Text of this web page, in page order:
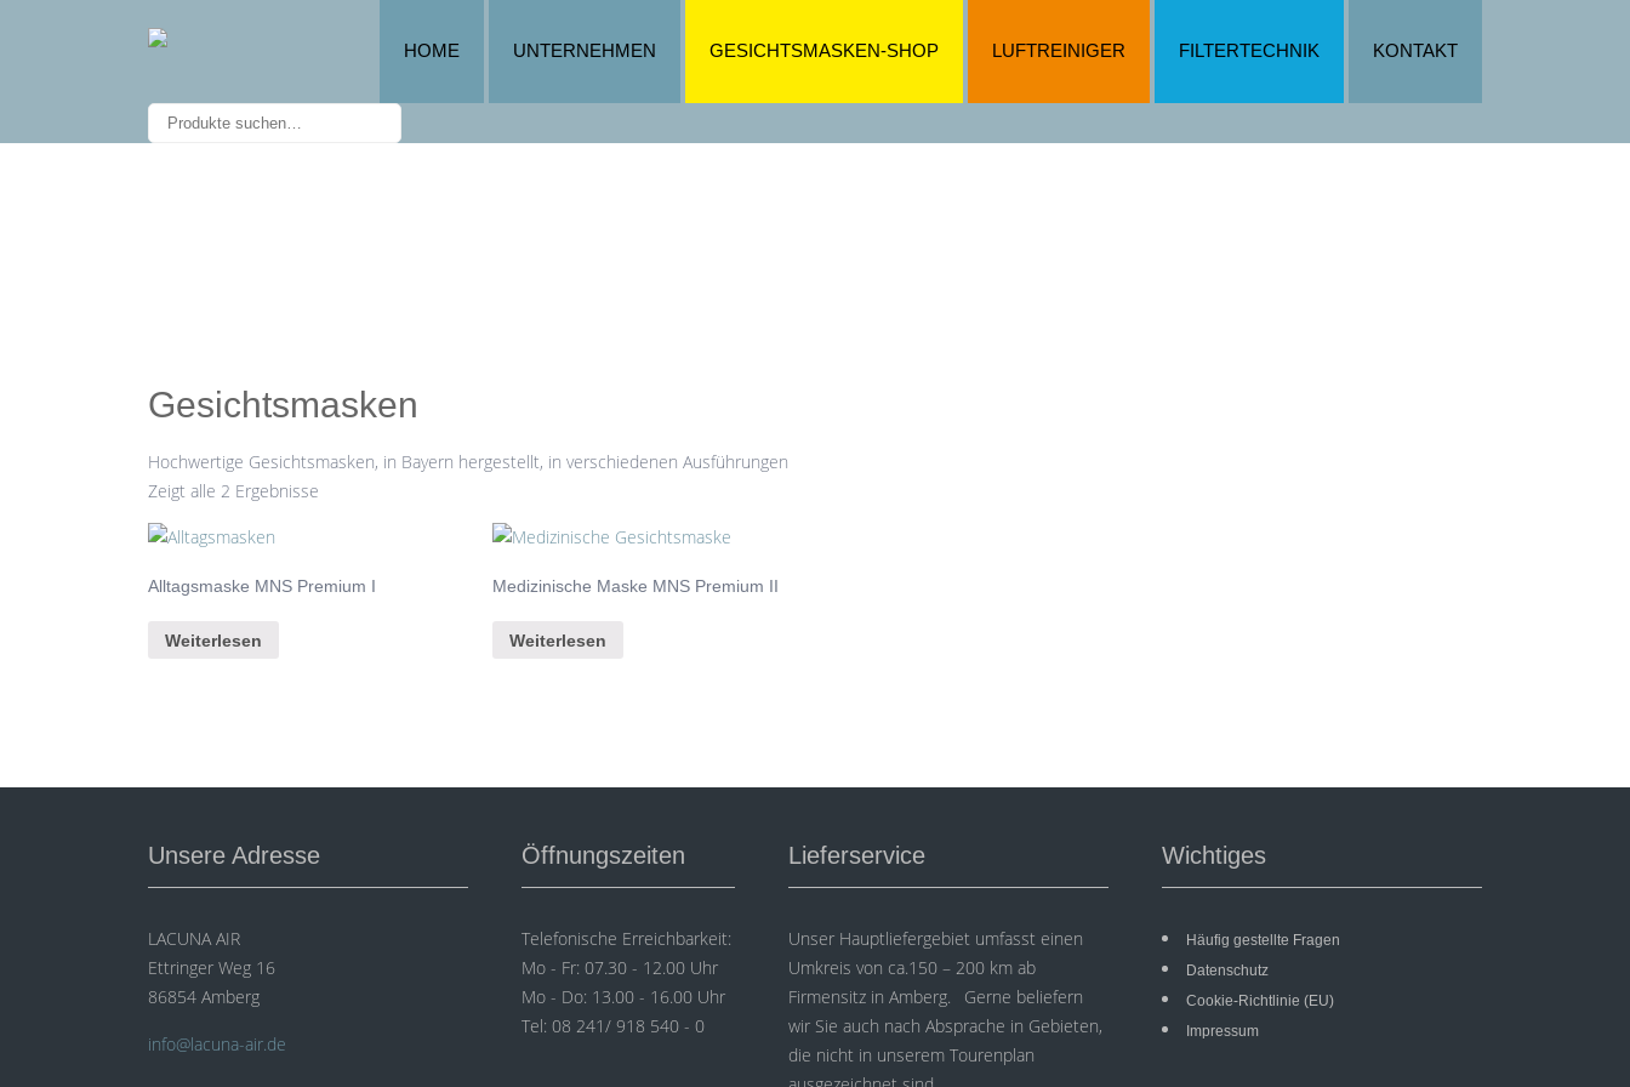
HOME UNTERNEHMEN GESICHTSMASKEN-SHOP LUFTREINIGER FILTERTECHNIK KONTAKT
Gesichtsmasken
Hochwertige Gesichtsmasken, in Bayern hergestellt, in verschiedenen Ausführungen
Zeigt alle 2 Ergebnisse
Alltagsmaske MNS Premium I
Weiterlesen
Medizinische Maske MNS Premium II
Weiterlesen
Unsere Adresse
LACUNA AIR
Ettringer Weg 16
86854 Amberg
info@lacuna-air.de
Öffnungszeiten
Telefonische Erreichbarkeit:
Mo - Fr: 07.30 - 12.00 Uhr
Mo - Do: 13.00 - 16.00 Uhr
Tel: 08 241/ 918 540 - 0
Lieferservice
Unser Hauptliefergebiet umfasst einen
Umkreis von ca.150 – 200 km ab
Firmensitz in Amberg. Gerne beliefern
wir Sie auch nach Absprache in Gebieten,
die nicht in unserem Tourenplan
Wichtiges
Häufig gestellte Fragen
Datenschutz
Cookie-Richtlinie (EU)
Impressum